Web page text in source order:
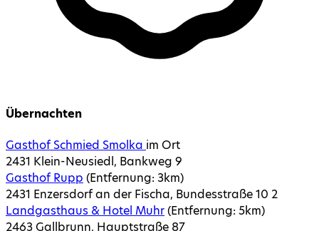
Übernachten
Gasthof Schmied Smolka im Ort
2431 Klein-Neusiedl, Bankweg 9
Gasthof Rupp (Entfernung: 3km)
2431 Enzersdorf an der Fischa, Bundesstraße 10 2
Landgasthaus & Hotel Muhr(Entfernung: 5km)
2463 Gallbrunn, Hauptstraße 87